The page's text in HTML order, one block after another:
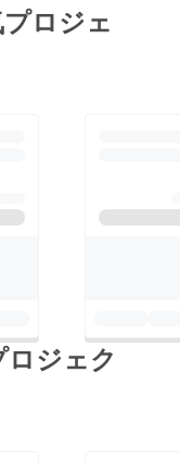
ロジェ
ジェク